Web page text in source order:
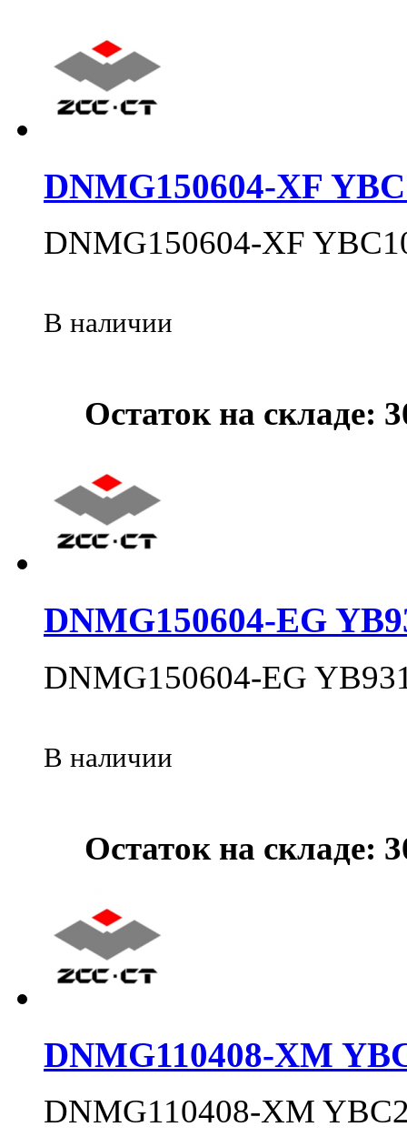
DNMG150604-XF
DNMG150604-XF
В наличии
Остаток на складе:
DNMG150604-EG
DNMG150604-EG
В наличии
Остаток на складе:
DNMG110408-XM
DNMG110408-XM